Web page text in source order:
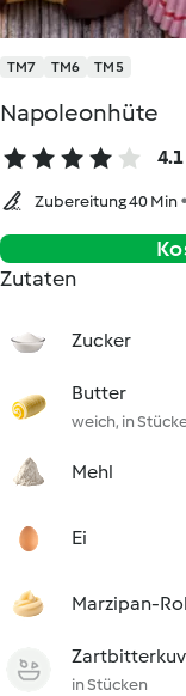
TM7 TM6 TM5
Napoleonhüte
4.1
Zubereitung 40 Min
Zutaten
Zucker
Butter
weich, in
Mehl
Ei
Marzipan-
in Stücken